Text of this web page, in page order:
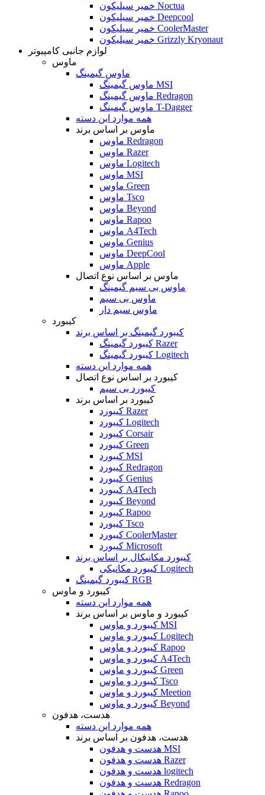
خمیر سیلیکون Noctua
خمیر سیلیکون Deepcool
خمیر سیلیکون CoolerMaster
خمیر سیلیکون Grizzly Kryonaut
لوازم جانبی کامپیوتر
ماوس
ماوس گیمینگ
ماوس گیمینگ MSI
ماوس گیمینگ Redragon
ماوس گیمینگ T-Dagger
همه موارد این دسته
ماوس بر اساس برند
ماوس Redragon
ماوس Razer
ماوس Logitech
ماوس MSI
ماوس Green
ماوس Tsco
ماوس Beyond
ماوس Rapoo
ماوس A4Tech
ماوس Genius
ماوس DeepCool
ماوس Apple
ماوس بر اساس نوع اتصال
ماوس بی سیم گیمینگ
ماوس بی سیم
ماوس سیم دار
کیبورد
کیبورد گیمینگ بر اساس برند
کیبورد گیمینگ Razer
کیبورد گیمینگ Logitech
همه موارد این دسته
کیبورد بر اساس نوع اتصال
کیبورد بی سیم
کیبورد بر اساس برند
کیبورد Razer
کیبورد Logitech
کیبورد Corsair
کیبورد Green
کیبورد MSI
کیبورد Redragon
کیبورد Genius
کیبورد A4Tech
کیبورد Beyond
کیبورد Rapoo
کیبورد Tsco
کیبورد CoolerMaster
کیبورد Microsoft
کیبورد مکانیکال بر اساس برند
کیبورد مکانیکی Logitech
کیبورد گیمینگ RGB
کیبورد و ماوس
همه موارد این دسته
کیبورد و ماوس بر اساس برند
کیبورد و ماوس MSI
کیبورد و ماوس Logitech
کیبورد و ماوس Rapoo
کیبورد و ماوس A4Tech
کیبورد و ماوس Green
کیبورد و ماوس Tsco
کیبورد و ماوس Meetion
کیبورد و ماوس Beyond
هدست، هدفون
همه موارد این دسته
هدست، هدفون بر اساس برند
هدست و هدفون MSI
هدست و هدفون Razer
هدست و هدفون logitech
هدست و هدفون Redragon